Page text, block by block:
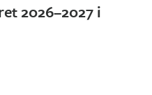
2026–2027 i